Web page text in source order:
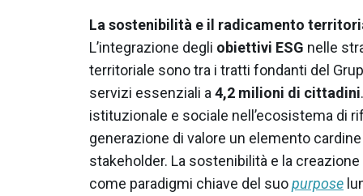
La sostenibilità e il radicamento
L’integrazione degli obiettivi ESG nelle
territoriale sono tra i tratti fondanti del
servizi essenziali a 4,2 milioni di cittadini
istituzionale e sociale nell’ecosistema di
generazione di valore un elemento
stakeholder. La sostenibilità e la
come paradigmi chiave del suopurpose